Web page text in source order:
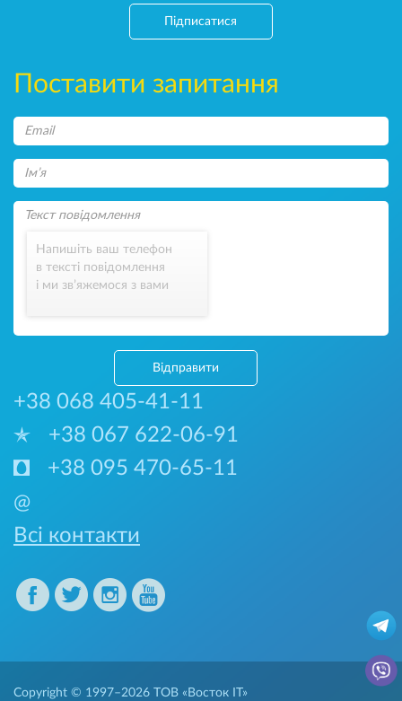
Підписатися
Поставити запитання
Напишіть ваш телефон
в тексті повідомлення
і ми зв’яжемося з вами
Відправити
+38 068 405-41-11
+38 067 622-06-91
+38 095 470-65-11
@
Всі контакти
Copyright © 1997–2026 ТОВ «Восток IT»